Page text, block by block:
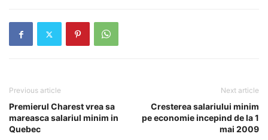
Previous article
Premierul Charest vrea sa
mareasca salariul minim in
Quebec
Next article
Cresterea salariului minim
pe economie incepind de la 1
mai 2009